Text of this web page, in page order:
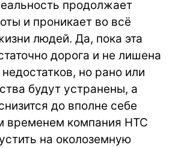
продолжает
и проникает во всё
людей. Да, пока эта
дорога и не лишена
но рано или
будут устранены, а
до вполне себе
временем компания HTC
на околоземную